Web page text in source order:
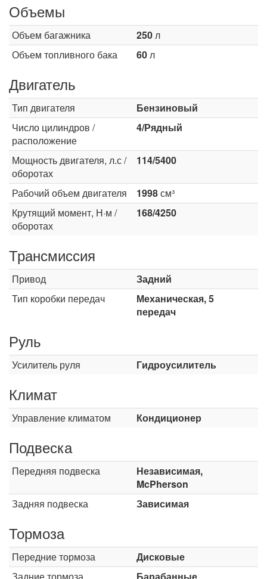
Объемы
Объем багажника 250л
Объем топливного бака
60л
Двигатель
Тип двигателя
Бензиновый
Число цилиндров /
расположение
4/Рядный
Мощность двигателя, л.с /
оборотах
114/5400
Рабочий объем двигателя 1998см³
Крутящий момент, Н·м /
оборотах
168/4250
Трансмиссия
Привод
Задний
Тип коробки передач
Механическая, 5
передач
Руль
Усилитель руля Гидроусилитель
Климат
Управление климатом Кондиционер
Подвеска
Передняя подвеска
Независимая,
McPherson
Задняя подвеска
Зависимая
Тормоза
Передние тормоза
Дисковые